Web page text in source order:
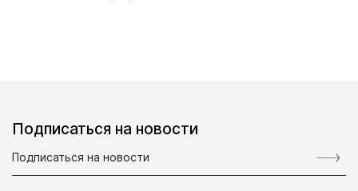
Подписаться на новости